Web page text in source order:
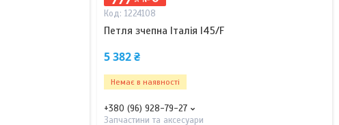
1224108
Петля зчепна Італія I45/F
5 382 ₴
Немає в наявності
+380 (96) 928-79-27
Запчастини та аксесуари